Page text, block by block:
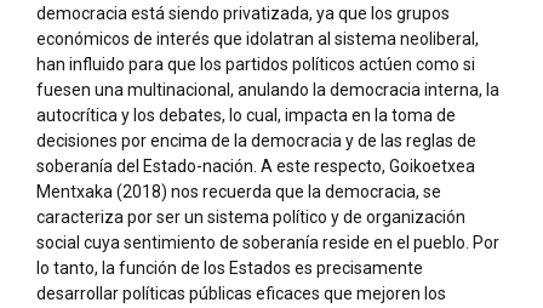
democracia está siendo privatizada, ya que los grupos
económicos de interés que idolatran al sistema neoliberal,
han influido para que los partidos políticos actúen como si
fuesen una multinacional, anulando la democracia interna, la
autocrítica y los debates, lo cual, impacta en la toma de
decisiones por encima de la democracia y de las reglas de
soberanía del Estado-nación. A este respecto, Goikoetxea
Mentxaka (2018) nos recuerda que la democracia, se
caracteriza por ser un sistema político y de organización
social cuya sentimiento de soberanía reside en el pueblo. Por
lo tanto, la función de los Estados es precisamente
desarrollar políticas públicas eficaces que mejoren los